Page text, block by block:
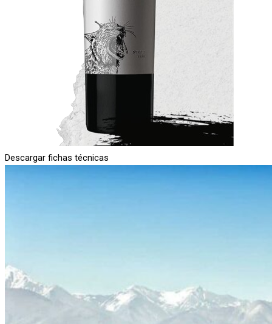
Descargar fichas técnicas